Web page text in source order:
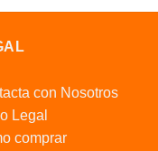
con Nosotros
Legal
comprar